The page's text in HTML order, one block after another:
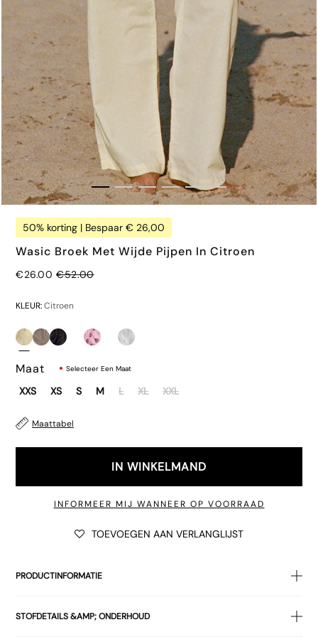
50% korting | Bespaar € 26,00
Wasic Broek Met Wijde Pijpen In Citroen
€26.00Normale prijs
€52.00
KLEUR:Citroen
Maat Selecteer Een Maat
XXS XS S M L XL XXL
Maattabel
IN WINKELMAND
INFORMEER MIJ WANNEER OP VOORRAAD
TOEVOEGEN AAN VERLANGLIJST
PRODUCTINFORMATIE
taillehoogte, een losse pasvorm
STOFDETAILS &AMP; ONDERHOUD
€32.00
€35.00